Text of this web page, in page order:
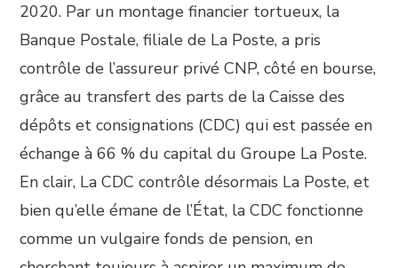
2020. Par un montage financier tortueux, la
Banque Postale, filiale de La Poste, a pris
contrôle de l’assureur privé CNP, côté en bourse,
grâce au transfert des parts de la Caisse des
dépôts et consignations (CDC) qui est passée en
échange à 66 % du capital du Groupe La Poste.
En clair, La CDC contrôle désormais La Poste, et
bien qu’elle émane de l’État, la CDC fonctionne
comme un vulgaire fonds de pension, en